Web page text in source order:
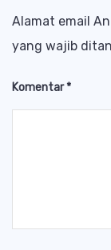
Alamat email
yang wajib
Komentar*